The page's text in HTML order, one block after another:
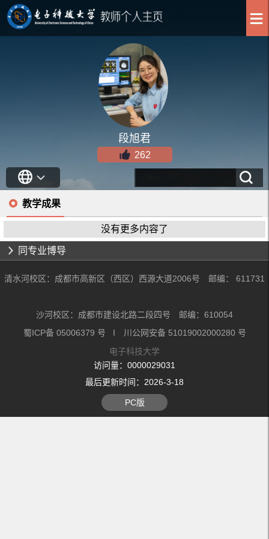
段旭君
262
教学成果
没有更多内容了
同专业博导
清水河校区：成都市高新区（西区）西源大道2006号 邮编： 611731
沙河校区：成都市建设北路二段四号 邮编：610054
蜀ICP备 05006379 号 I 川公网安备 51019002000280 号
电子科技大学
访问量： 0000029031
最后更新时间： 2026-3-18
PC版